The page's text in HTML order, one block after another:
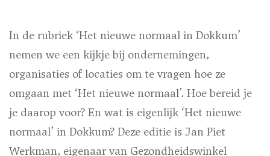
In de rubriek ‘Het nieuwe normaal in Dokkum’
nemen we een kijkje bij ondernemingen,
organisaties of locaties om te vragen hoe ze
omgaan met ‘Het nieuwe normaal’. Hoe bereid je
je daarop voor? En wat is eigenlijk ‘Het nieuwe
normaal’ in Dokkum? Deze editie is Jan Piet
Werkman, eigenaar van Gezondheidswinkel